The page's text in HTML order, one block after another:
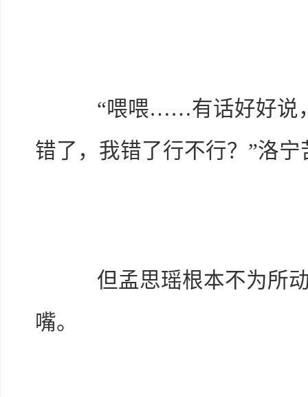
“喂喂……有话好好说，
错了，我错了行不行？”洛宁
但孟思瑶根本不为所动
嘴。